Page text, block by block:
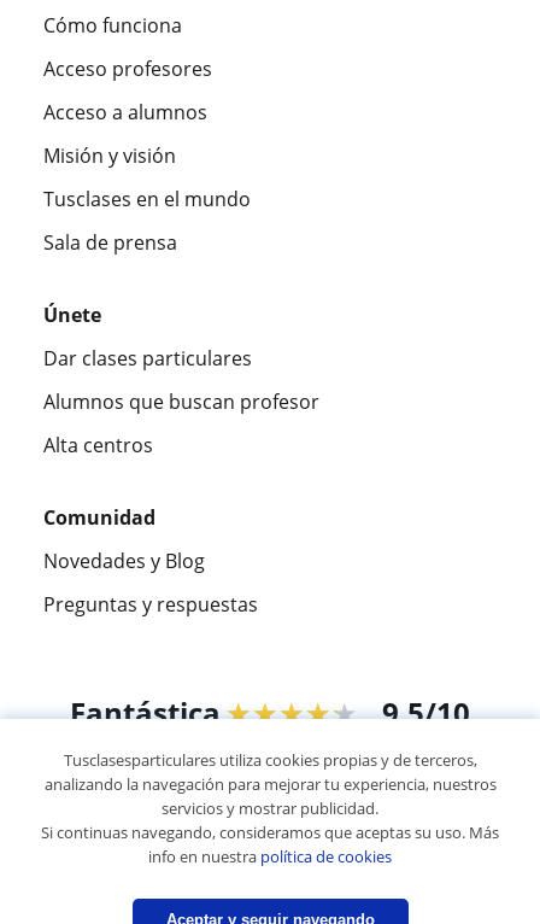
Cómo funciona
Acceso profesores
Acceso a alumnos
Misión y visión
Tusclases en el mundo
Sala de prensa
Únete
Dar clases particulares
Alumnos que buscan profesor
Alta centros
Comunidad
Novedades y Blog
Preguntas y respuestas
Fantástica★★★★★ 9,5/10
305883opiniones de alumnos
© 2007 - 2026 Tus clases particulares
Mapa web:Profesores particulares
Tusclasesparticulares utiliza cookies propias y de terceros,
analizando la navegación para mejorar tu experiencia, nuestros
servicios y mostrar publicidad.
Si continuas navegando, consideramos que aceptas su uso. Más
info en nuestra política de cookies
Aceptar y seguir navegando